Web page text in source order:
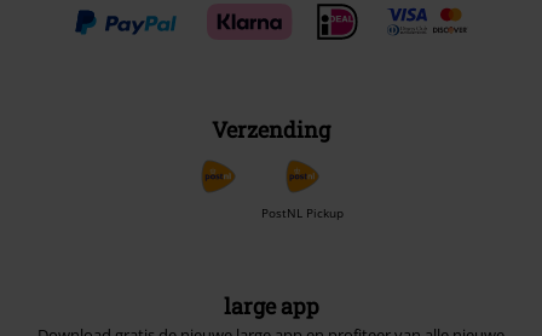
Verzending
PostNL Pickup
large app